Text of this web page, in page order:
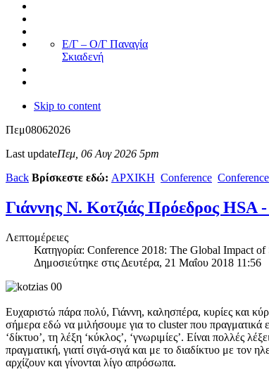
Ε/Γ – Ο/Γ Παναγία
Σκιαδενή
Skip to content
Πεμ08062026
Last updateΠεμ, 06 Αυγ 2026 5pm
Back Βρίσκεστε εδώ: ΑΡΧΙΚΗ Conference
Γιάννης Ν. Κοτζιάς Πρόεδρος
Λεπτομέρειες
Κατηγορία: Conference 2018: The Global Impact
Δημοσιεύτηκε στις Δευτέρα, 21 Μαΐου 2018 11:56
Ευχαριστώ πάρα πολύ, Γιάννη, καλησπέρα, κυρίες και
σήμερα εδώ να μιλήσουμε για το cluster που πραγματικά
‘δίκτυο’, τη λέξη ‘κύκλος’, ‘γνωριμίες’. Είναι πολλές
πραγματική, γιατί σιγά-σιγά και με το διαδίκτυο με τον
αρχίζουν και γίνονται λίγο απρόσωπα.